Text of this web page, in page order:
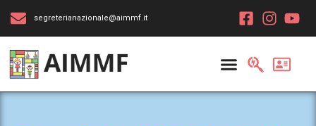
segreterianazionale@aimmf.it